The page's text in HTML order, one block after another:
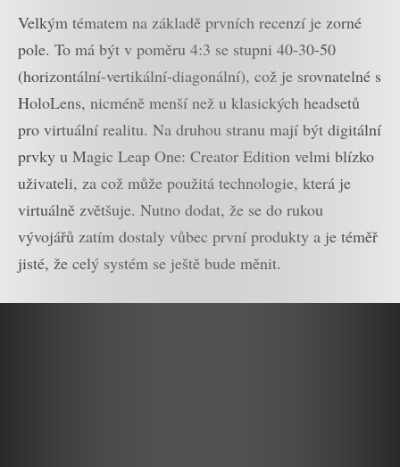
Velkým tématem na základě prvních recenzí je zorné
pole. To má být v poměru 4:3 se stupni 40-30-50
(horizontální-vertikální-diagonální), což je srovnatelné s
HoloLens, nicméně menší než u klasických headsetů
pro virtuální realitu. Na druhou stranu mají být digitální
prvky u Magic Leap One: Creator Edition velmi blízko
uživateli, za což může použitá technologie, která je
virtuálně zvětšuje. Nutno dodat, že se do rukou
vývojářů zatím dostaly vůbec první produkty a je téměř
jisté, že celý systém se ještě bude měnit.